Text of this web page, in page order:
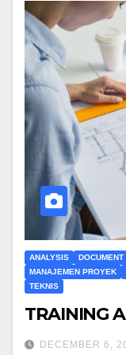
ANALYSIS DOCUMENT
MANAJEMEN PROYEK
TEKNIS
TRAINING
DECEMBER 6,